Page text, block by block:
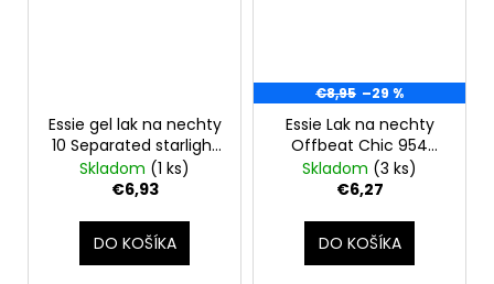
Essie gel lak na nechty
10 Separated starlight
13,5ml
Skladom (1 ks)
€6,93
DO KOŠÍKA
€8,95 –29 %
Essie Lak na nechty
Offbeat Chic 954
modrý, 13,5 ml
Skladom (3 ks)
€6,27
DO KOŠÍKA